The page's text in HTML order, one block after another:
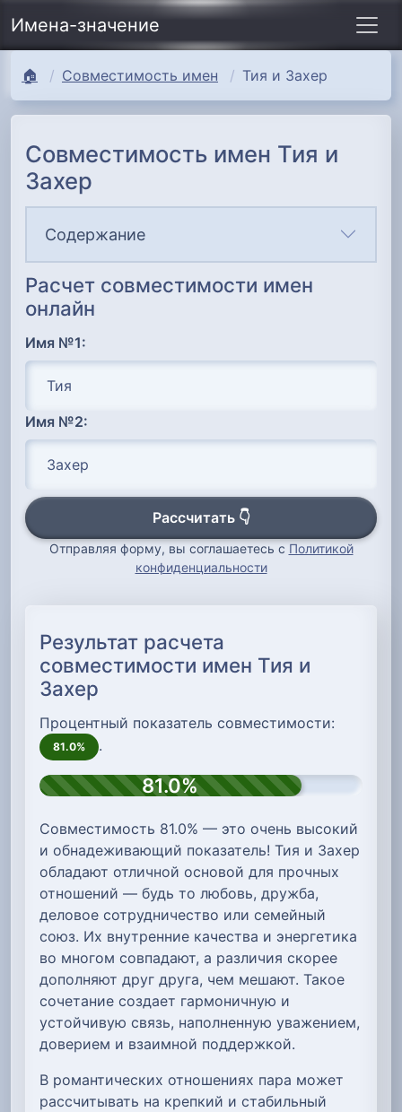
Имена-значение
🏠 Совместимость имен Тия и Захер
Совместимость имен Тия и
Захер
Содержание
Расчет совместимости имен
онлайн
Имя №1:
Имя №2:
Рассчитать 👇
Отправляя форму, вы соглашаетесь с Политикой
конфиденциальности
Результат расчета
совместимости имен Тия и
Захер
Процентный показатель совместимости:
81.0% .
81.0%
Совместимость 81.0% — это очень высокий
и обнадеживающий показатель! Тия и Захер
обладают отличной основой для прочных
отношений — будь то любовь, дружба,
деловое сотрудничество или семейный
союз. Их внутренние качества и энергетика
во многом совпадают, а различия скорее
дополняют друг друга, чем мешают. Такое
сочетание создает гармоничную и
устойчивую связь, наполненную уважением,
доверием и взаимной поддержкой.
В романтических отношениях пара может
рассчитывать на крепкий и стабильный